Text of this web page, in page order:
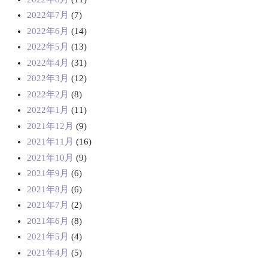
2022年7月 (7)
2022年6月 (14)
2022年5月 (13)
2022年4月 (31)
2022年3月 (12)
2022年2月 (8)
2022年1月 (11)
2021年12月 (9)
2021年11月 (16)
2021年10月 (9)
2021年9月 (6)
2021年8月 (6)
2021年7月 (2)
2021年6月 (8)
2021年5月 (4)
2021年4月 (5)